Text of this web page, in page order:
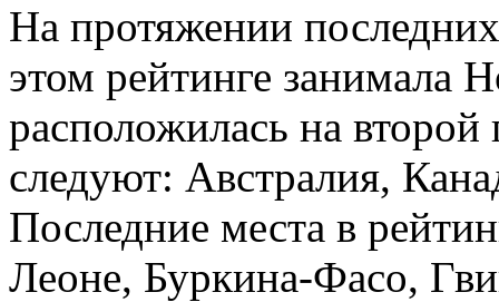
На протяжении
этом рейтинге занимала
расположилась на
следуют: Австралия,
Последние места в
Леоне, Буркина-Фасо,